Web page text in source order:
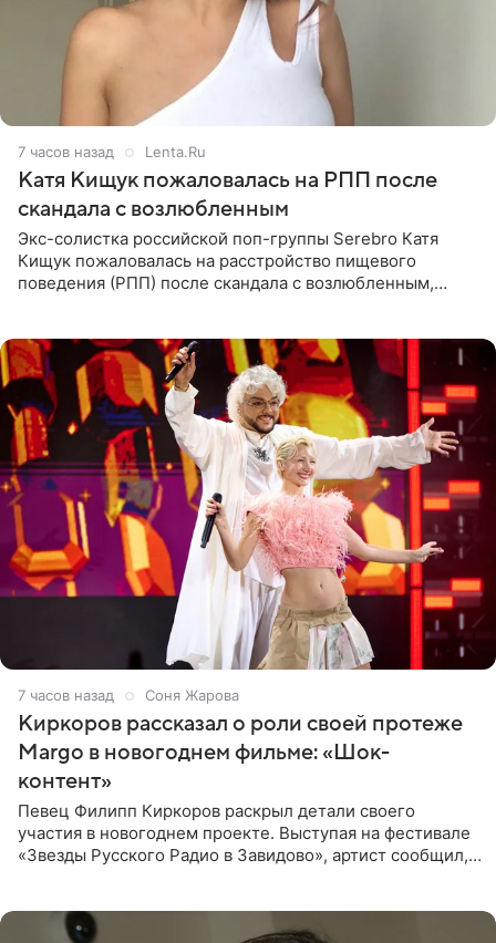
7 часов назад Lenta.Ru
Катя Кищук пожаловалась на РПП после
скандала с возлюбленным
Экс-солистка российской поп-группы Serebro Катя
Кищук пожаловалась на расстройство пищевого
поведения (РПП) после скандала с возлюбленным,
7 часов назад Соня Жарова
Киркоров рассказал о роли своей протеже
Margo в новогоднем фильме: «Шок-
контент»
Певец Филипп Киркоров раскрыл детали своего
участия в новогоднем проекте. Выступая на фестивале
«Звезды Русского Радио в Завидово», артист сообщил,